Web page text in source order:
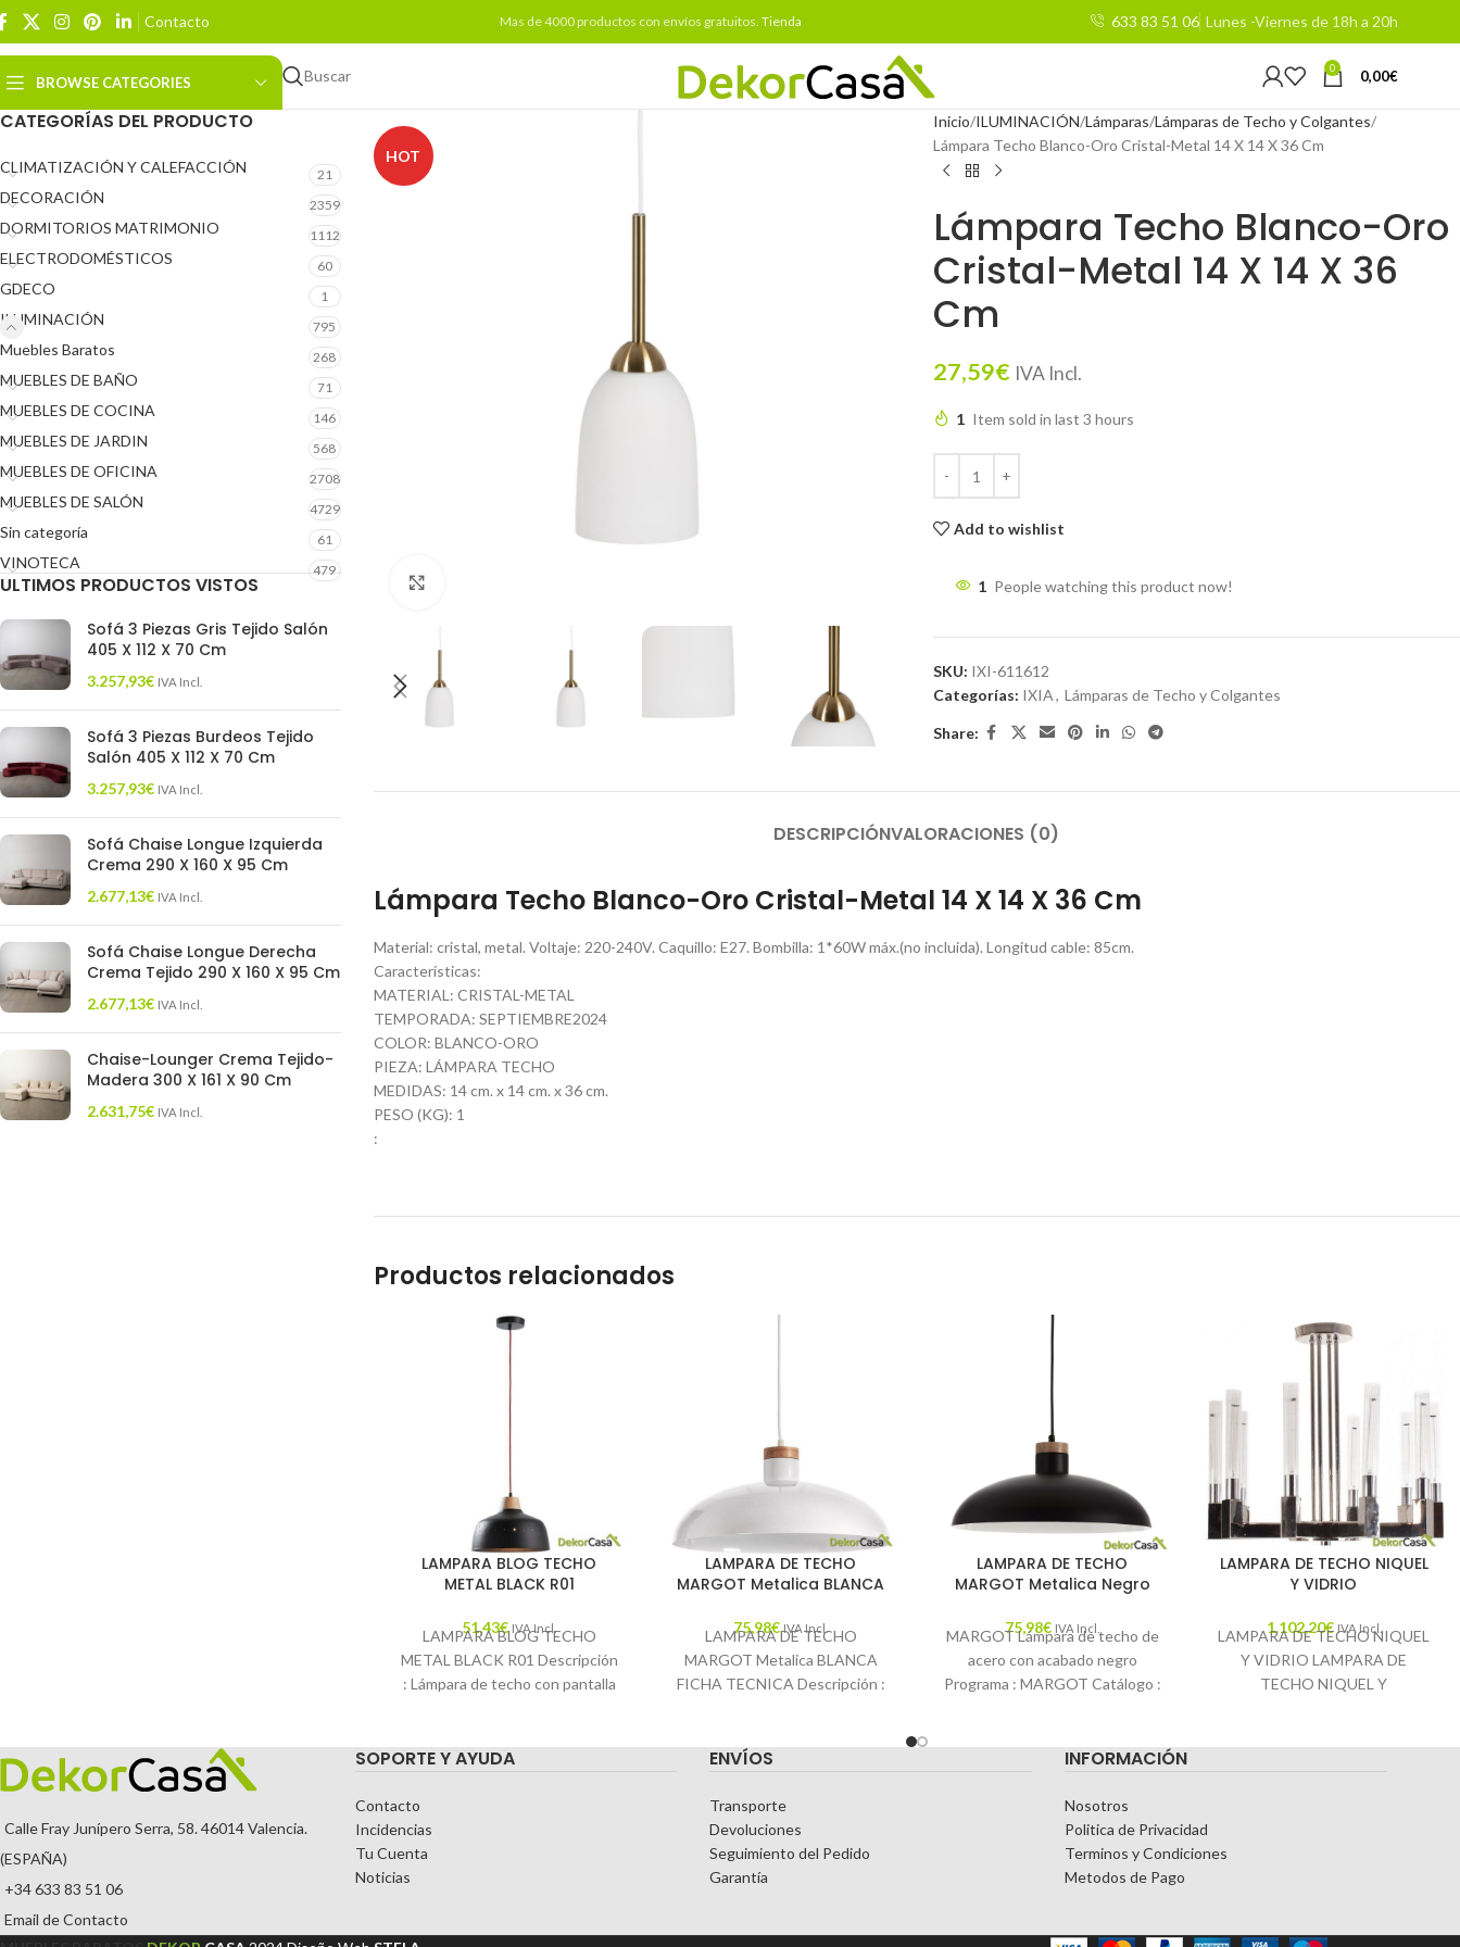
Contacto Mas de 4000 productos con envíos gratuitos. Tienda 633 83 51 06 Lunes -Viernes de 18h a 20h
BROWSE CATEGORIES Buscar 0 0,00€
CATEGORÍAS DEL PRODUCTO
CLIMATIZACIÓN Y CALEFACCIÓN 21
DECORACIÓN 2359
DORMITORIOS MATRIMONIO 1112
ELECTRODOMÉSTICOS 60
GDECO 1
ILUMINACIÓN 795
Muebles Baratos 268
MUEBLES DE BAÑO 71
MUEBLES DE COCINA 146
MUEBLES DE JARDIN 568
MUEBLES DE OFICINA 2708
MUEBLES DE SALÓN 4729
Sin categoría 61
VINOTECA 479
ULTIMOS PRODUCTOS VISTOS
Sofá 3 Piezas Gris Tejido Salón
405 X 112 X 70 Cm
3.257,93€ IVA Incl.
Sofá 3 Piezas Burdeos Tejido
Salón 405 X 112 X 70 Cm
3.257,93€ IVA Incl.
Sofá Chaise Longue Izquierda
Crema 290 X 160 X 95 Cm
2.677,13€ IVA Incl.
Sofá Chaise Longue Derecha
Crema Tejido 290 X 160 X 95 Cm
2.677,13€ IVA Incl.
Chaise-Lounger Crema Tejido-
Madera 300 X 161 X 90 Cm
2.631,75€ IVA Incl.
HOT
Inicio ILUMINACIÓN Lámparas Lámparas de Techo y Colgantes
Lámpara Techo Blanco-Oro Cristal-Metal 14 X 14 X 36 Cm
Lámpara Techo Blanco-Oro
Cristal-Metal 14 X 14 X 36
Cm
27,59€ IVA Incl.
1 Item sold in last 3 hours
Add to wishlist
1 People watching this product now!
SKU: IXI-611612
Categorías: IXIA, Lámparas de Techo y Colgantes
Share:
DESCRIPCIÓNVALORACIONES (0)
Lámpara Techo Blanco-Oro Cristal-Metal 14 X 14 X 36 Cm
Material: cristal, metal. Voltaje: 220-240V. Caquillo: E27. Bombilla: 1*60W máx.(no incluida). Longitud cable: 85cm.
Características:
MATERIAL: CRISTAL-METAL
TEMPORADA: SEPTIEMBRE2024
COLOR: BLANCO-ORO
PIEZA: LÁMPARA TECHO
MEDIDAS: 14 cm. x 14 cm. x 36 cm.
PESO (KG): 1
:
Productos relacionados
LAMPARA BLOG TECHO
METAL BLACK R01
51,43€ IVA Incl.
LAMPARA BLOG TECHO
METAL BLACK R01 Descripción
: Lámpara de techo con pantalla
LAMPARA DE TECHO
MARGOT Metalica BLANCA
75,98€ IVA Incl.
LAMPARA DE TECHO
MARGOT Metalica BLANCA
FICHA TECNICA Descripción :
LAMPARA DE TECHO
MARGOT Metalica Negro
75,98€ IVA Incl.
MARGOT Lámpara de techo de
acero con acabado negro
Programa : MARGOT Catálogo :
LAMPARA DE TECHO NIQUEL
Y VIDRIO
1.102,20€ IVA Incl.
LAMPARA DE TECHO NIQUEL
Y VIDRIO LAMPARA DE
TECHO NIQUEL Y
Calle Fray Junípero Serra, 58. 46014 Valencia.
(ESPAÑA)
+34 633 83 51 06
Email de Contacto
SOPORTE Y AYUDA
Contacto
Incidencias
Tu Cuenta
Noticias
ENVÍOS
Transporte
Devoluciones
Seguimiento del Pedido
Garantía
INFORMACIÓN
Nosotros
Politica de Privacidad
Terminos y Condiciones
Metodos de Pago